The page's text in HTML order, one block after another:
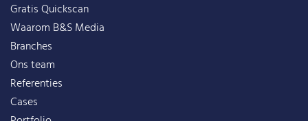
Gratis Quickscan
Waarom B&S Media
Branches
Ons team
Referenties
Cases